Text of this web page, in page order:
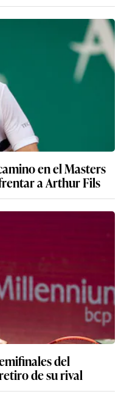
en el Masters
a Arthur Fils
del
de su rival